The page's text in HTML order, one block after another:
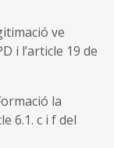
ve
i l’article 19 de
la
6.1. c i f del